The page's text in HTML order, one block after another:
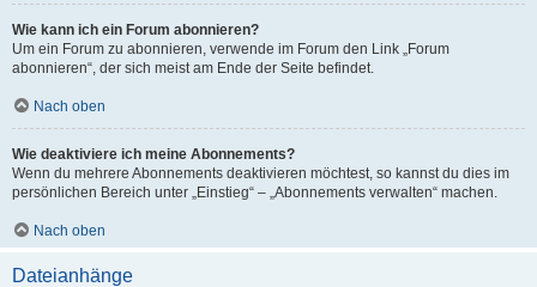
Wie kann ich ein Forum abonnieren?
Um ein Forum zu abonnieren, verwende im Forum den Link „Forum
abonnieren“, der sich meist am Ende der Seite befindet.
Nach oben
Wie deaktiviere ich meine Abonnements?
Wenn du mehrere Abonnements deaktivieren möchtest, so kannst du dies im
persönlichen Bereich unter „Einstieg“ – „Abonnements verwalten“ machen.
Nach oben
Dateianhänge